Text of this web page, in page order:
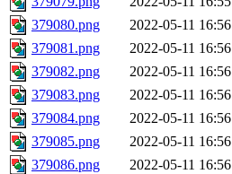
379080.png
2022-05-11 16:56
379081.png
2022-05-11 16:56
379082.png
2022-05-11 16:56
379083.png
2022-05-11 16:56
379084.png
2022-05-11 16:56
379085.png
2022-05-11 16:56
379086.png
2022-05-11 16:56